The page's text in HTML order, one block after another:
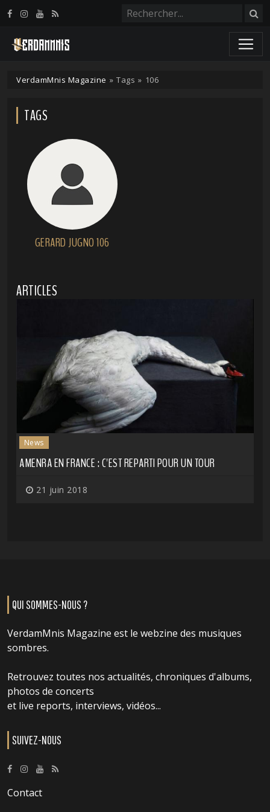
VerdamMnis Magazine » Tags » 106
TAGS
GERARD JUGNO 106
ARTICLES
News
AMENRA EN FRANCE : C'EST REPARTI POUR UN TOUR
21 juin 2018
QUI SOMMES-NOUS ?
VerdamMnis Magazine est le webzine des musiques
sombres.
Retrouvez toutes nos actualités, chroniques d'albums,
photos de concerts
et live reports, interviews, vidéos...
SUIVEZ-NOUS
Contact
Panneau de gestion des cookies